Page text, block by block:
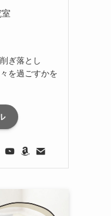
ぎ落とし
を過ごすかを